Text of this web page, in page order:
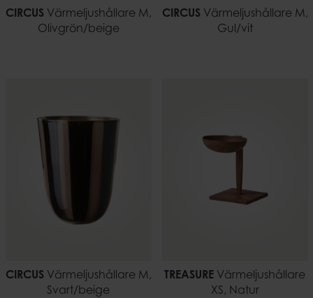
CIRCUSVärmeljushållare M,
Olivgrön/beige
CIRCUSVärmeljushållare M,
Gul/vit
CIRCUSVärmeljushållare M,
Svart/beige
TREASURE Värmeljushållare
XS, Natur